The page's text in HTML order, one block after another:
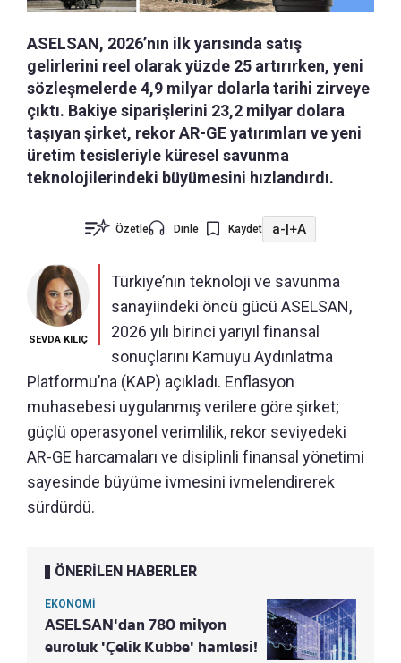
ASELSAN, 2026’nın ilk yarısında satış
gelirlerini reel olarak yüzde 25 artırırken, yeni
sözleşmelerde 4,9 milyar dolarla tarihi zirveye
çıktı. Bakiye siparişlerini 23,2 milyar dolara
taşıyan şirket, rekor AR-GE yatırımları ve yeni
üretim tesisleriyle küresel savunma
teknolojilerindeki büyümesini hızlandırdı.
Özetle Dinle Kaydet a-|+A
SEVDA KILIÇ
Türkiye’nin teknoloji ve savunma
sanayiindeki öncü gücü ASELSAN,
2026 yılı birinci yarıyıl finansal
sonuçlarını Kamuyu Aydınlatma
Platformu’na (KAP) açıkladı. Enflasyon
muhasebesi uygulanmış verilere göre şirket;
güçlü operasyonel verimlilik, rekor seviyedeki
AR-GE harcamaları ve disiplinli finansal yönetimi
sayesinde büyüme ivmesini ivmelendirerek
sürdürdü.
ÖNERİLEN HABERLER
EKONOMİ
ASELSAN'dan 780 milyon
euroluk 'Çelik Kubbe' hamlesi!